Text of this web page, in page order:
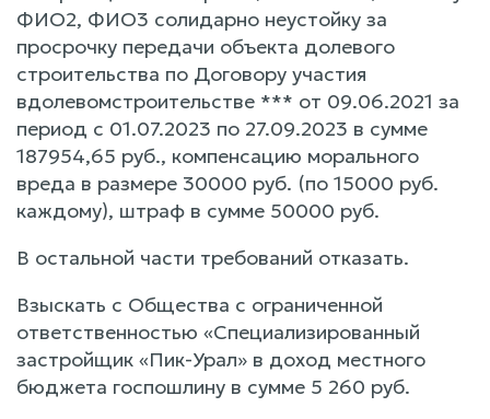
ФИО2, ФИО3 солидарно неустойку за
просрочку передачи объекта долевого
строительства по Договору участия
вдолевомстроительстве *** от 09.06.2021 за
период с 01.07.2023 по 27.09.2023 в сумме
187954,65 руб., компенсацию морального
вреда в размере 30000 руб. (по 15000 руб.
каждому), штраф в сумме 50000 руб.
В остальной части требований отказать.
Взыскать с Общества с ограниченной
ответственностью «Специализированный
застройщик «Пик-Урал» в доход местного
бюджета госпошлину в сумме 5 260 руб.